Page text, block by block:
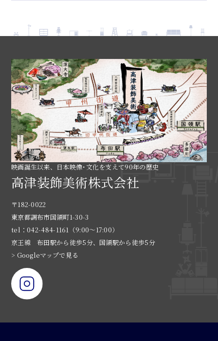
映画誕生以来、日本映像･文化を支えて90年の歴史
高津装飾美術株式会社
〒182-0022
東京都調布市国領町1-30-3
tel：042-484-1161（9:00〜17:00）
京王線 布田駅から徒歩5分、国領駅から徒歩5分
> Googleマップで見る